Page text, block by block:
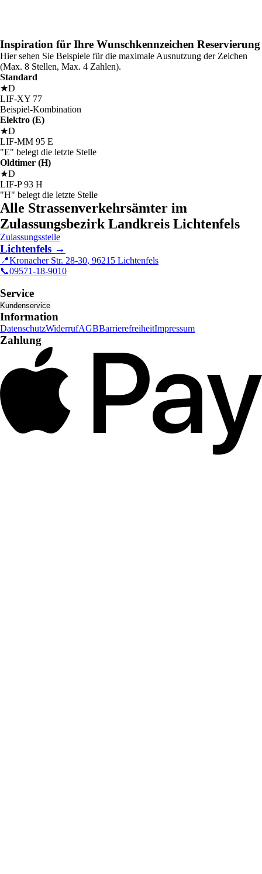
Inspiration für Ihre Wunschkennzeichen Reservierung
Hier sehen Sie Beispiele für die maximale Ausnutzung der Zeichen
(Max. 8 Stellen, Max. 4 Zahlen).
Standard
★D
LIF-XY 77
Beispiel-Kombination
Elektro (E)
★D
LIF-MM 95 E
"E" belegt die letzte Stelle
Oldtimer (H)
★D
LIF-P 93 H
"H" belegt die letzte Stelle
Alle Strassenverkehrsämter im
Zulassungsbezirk Landkreis Lichtenfels
Zulassungsstelle
Lichtenfels →
📍Kronacher Str. 28-30, 96215 Lichtenfels
📞09571-18-9010
Service
Kundenservice
Information
DatenschutzWiderrufAGBBarrierefreiheitImpressum
Zahlung